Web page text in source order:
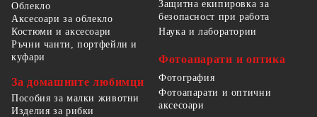
Облекло
Аксесоари за облекло
Костюми и аксесоари
Ръчни чанти, портфейли и
куфари
За домашните любимци
Пособия за малки животни
Изделия за рибки
Защитна екипировка за
безопасност при работа
Наука и лаборатории
Фотоапарати и оптика
Фотография
Фотоапарати и оптични
аксесоари